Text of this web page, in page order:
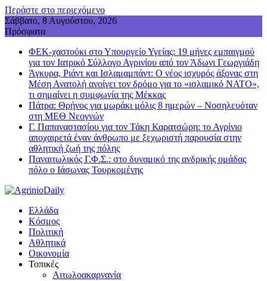
Περάστε στο περιεχόμενο
Σάββατο, 8 Αυγούστου, 2026
Πρόσφατα
ΦΕΚ-χαστούκι στο Υπουργείο Υγείας: 19 μήνες εμπαιγμού
για τον Ιατρικό Σύλλογο Αγρινίου από τον Άδωνι Γεωργιάδη
Άγκυρα, Ριάντ και Ισλαμαμπάντ: Ο νέος ισχυρός άξονας στη
Μέση Ανατολή ανοίγει τον δρόμο για το «ισλαμικό ΝΑΤΟ»,
τι σημαίνει η συμφωνία της Μέκκας
Πάτρα: Θρήνος για μωράκι μόλις 8 ημερών – Νοσηλευόταν
στη ΜΕΘ Νεογνών
Γ. Παπαναστασίου για τον Τάκη Καρατσώρη: το Αγρίνιο
αποχαιρετά έναν άνθρωπο με ξεχωριστή παρουσία στην
αθλητική ζωή της πόλης
Παναιτωλικός Γ.Φ.Σ.: στο δυναμικό της ανδρικής ομάδας
πόλο ο Ιάσωνας Τουρκομένης
Ελλάδα
Κόσμος
Πολιτική
Αθλητικά
Οικονομία
Τοπικές
Αιτωλοακαρνανία